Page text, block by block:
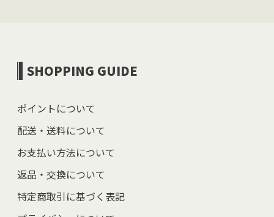
SHOPPING GUIDE
ポイントについて
配送・送料について
お支払い方法について
返品・交換について
特定商取引に基づく表記